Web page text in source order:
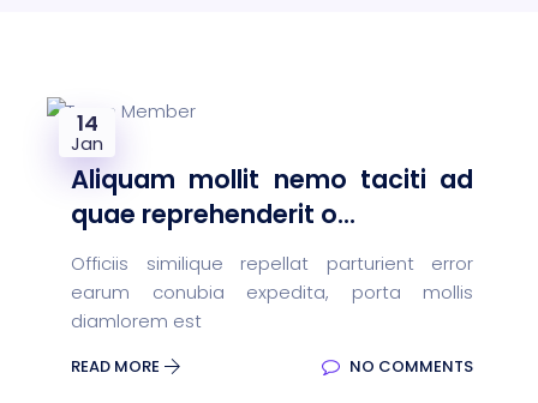
14
Jan
Aliquam mollit nemo taciti ad
quae reprehenderit o...
Officiis similique repellat parturient error
earum conubia expedita, porta mollis
diamlorem est
READ MORE NO COMMENTS